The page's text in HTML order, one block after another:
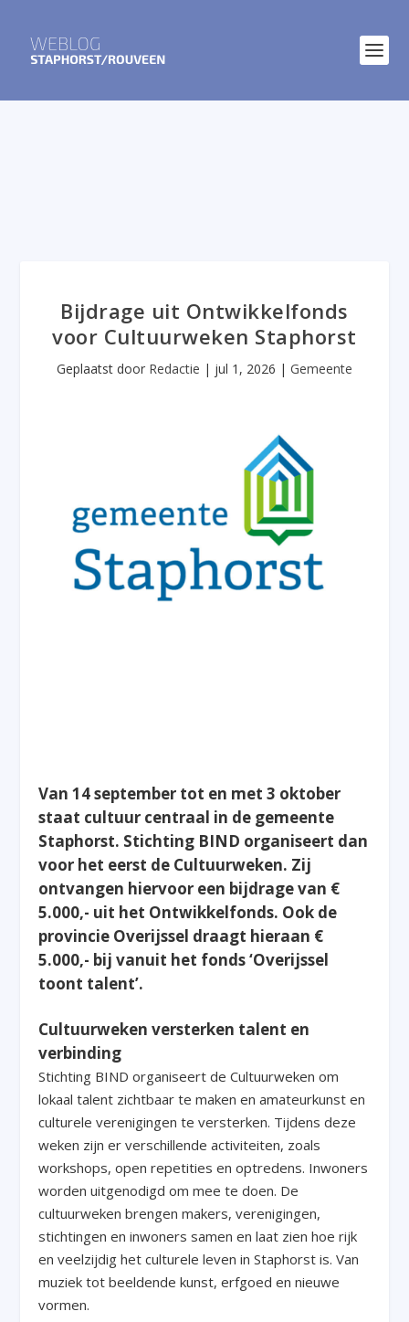
Bijdrage uit Ontwikkelfonds
voor Cultuurweken Staphorst
Geplaatst door Redactie | jul 1, 2026 | Gemeente
Van 14 september tot en met 3 oktober
staat cultuur centraal in de gemeente
Staphorst. Stichting BIND organiseert dan
voor het eerst de Cultuurweken. Zij
ontvangen hiervoor een bijdrage van €
5.000,- uit het Ontwikkelfonds. Ook de
provincie Overijssel draagt hieraan €
5.000,- bij vanuit het fonds ‘Overijssel
toont talent’.
Cultuurweken versterken talent en
verbinding
Stichting BIND organiseert de Cultuurweken om
lokaal talent zichtbaar te maken en amateurkunst en
culturele verenigingen te versterken. Tijdens deze
weken zijn er verschillende activiteiten, zoals
workshops, open repetities en optredens. Inwoners
worden uitgenodigd om mee te doen. De
cultuurweken brengen makers, verenigingen,
stichtingen en inwoners samen en laat zien hoe rijk
en veelzijdig het culturele leven in Staphorst is. Van
muziek tot beeldende kunst, erfgoed en nieuwe
vormen.